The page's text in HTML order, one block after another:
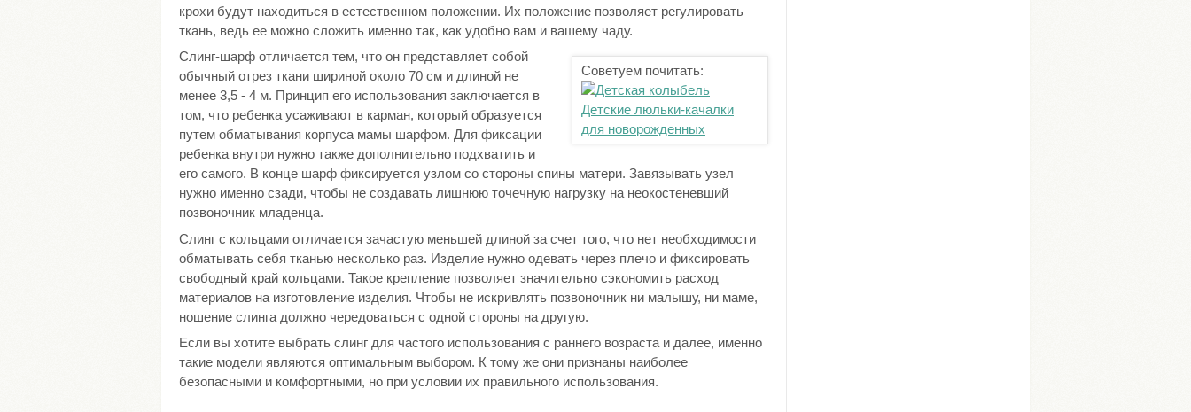
крохи будут находиться в естественном положении. Их положение позволяет регулировать
ткань, ведь ее можно сложить именно так, как удобно вам и вашему чаду.
Советуем почитать:
Детские люльки-качалки
для новорожденных
Слинг-шарф отличается тем, что он представляет собой
обычный отрез ткани шириной около 70 см и длиной не
менее 3,5 - 4 м. Принцип его использования заключается в
том, что ребенка усаживают в карман, который образуется
путем обматывания корпуса мамы шарфом. Для фиксации
ребенка внутри нужно также дополнительно подхватить и
его самого. В конце шарф фиксируется узлом со стороны спины матери. Завязывать узел
нужно именно сзади, чтобы не создавать лишнюю точечную нагрузку на неокостеневший
позвоночник младенца.
Слинг с кольцами отличается зачастую меньшей длиной за счет того, что нет необходимости
обматывать себя тканью несколько раз. Изделие нужно одевать через плечо и фиксировать
свободный край кольцами. Такое крепление позволяет значительно сэкономить расход
материалов на изготовление изделия. Чтобы не искривлять позвоночник ни малышу, ни маме,
ношение слинга должно чередоваться с одной стороны на другую.
Если вы хотите выбрать слинг для частого использования с раннего возраста и далее, именно
такие модели являются оптимальным выбором. К тому же они признаны наиболее
безопасными и комфортными, но при условии их правильного использования.